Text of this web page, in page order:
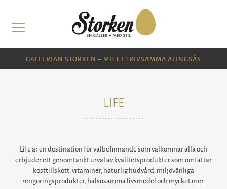
GALLERIAN STORKEN – MITT I TRIVSAMMA ALINGSÅS
LIFE
Life är en destination för välbefinnande som välkomnar alla och
erbjuder ett genomtänkt urval av kvalitetsprodukter som omfattar
kosttillskott, vitaminer, naturlig hudvård, miljövänliga
rengöringsprodukter, hälsosamma livsmedel och mycket mer.